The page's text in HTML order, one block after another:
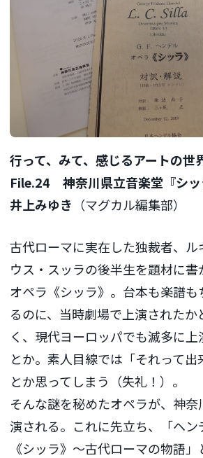
行って、みて、感じるアートの世
File.24 神奈川県立音楽堂『シッ
井上みゆき （マグカル編集部）
古代ローマに実在した独裁者、ル
ウス・スッラの後半生を題材に
オペラ《シッラ》。台本も楽譜も
るのに、当時劇場で上演されたか
く、現代ヨーロッパでも滅多に
とか。素人目線では「それって出
とか思ってしまう（失礼！）。
そんな謎を秘めたオペラが、神
演される。これに先立ち、「ヘン
《シッラ》〜古代ローマの物語